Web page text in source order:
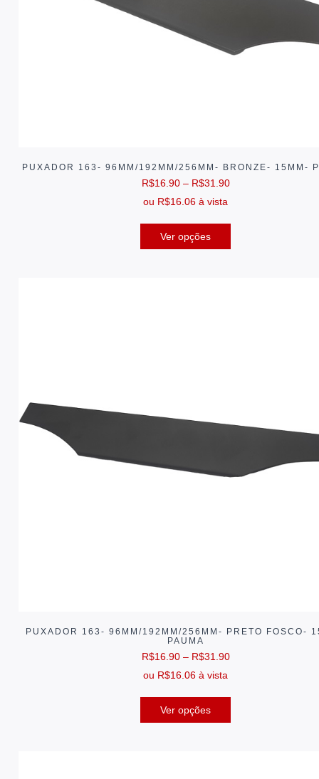
PUXADOR 163- 96MM/192MM/256MM- BRONZE- 15MM-
R$16.90 – R$31.90
ou R$16.06 à vista
Ver opções
PUXADOR 163- 96MM/192MM/256MM- PRETO FOSCO-
PAUMA
R$16.90 – R$31.90
ou R$16.06 à vista
Ver opções